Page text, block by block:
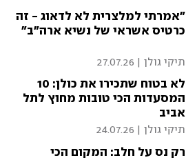
"אמרתי למלצרית לא לדאוג - זה
כרטיס אשראי של נשיא ארה"ב"
תיקי גולן 27.07.26
לא בטוח שתכירו את כולן: 10
המסעדות הכי טובות מחוץ לתל
אביב
תיקי גולן 24.07.26
רק נס על חלב: המקום הכי